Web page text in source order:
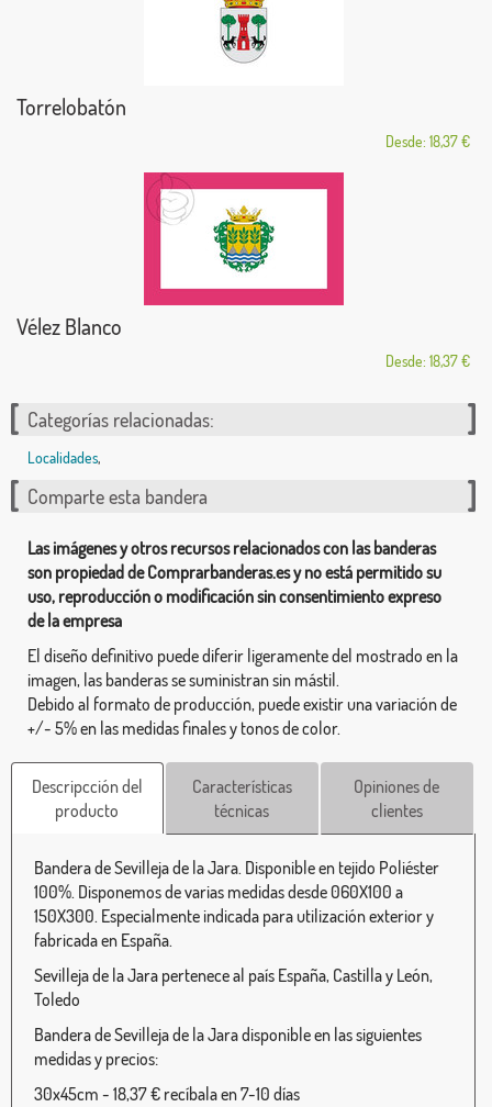
Torrelobatón
Desde: 18,37 €
Vélez Blanco
Desde: 18,37 €
Categorías relacionadas:
Localidades,
Comparte esta bandera
Las imágenes y otros recursos relacionados con las banderas
son propiedad de Comprarbanderas.es y no está permitido su
uso, reproducción o modificación sin consentimiento expreso
de la empresa
El diseño definitivo puede diferir ligeramente del mostrado en la
imagen, las banderas se suministran sin mástil.
Debido al formato de producción, puede existir una variación de
+/- 5% en las medidas finales y tonos de color.
Descripcción del
producto
Características
técnicas
Opiniones de
clientes
Bandera de Sevilleja de la Jara. Disponible en tejido Poliéster
100%. Disponemos de varias medidas desde 060X100 a
150X300. Especialmente indicada para utilización exterior y
fabricada en España.
Sevilleja de la Jara pertenece al país España, Castilla y León,
Toledo
Bandera de Sevilleja de la Jara disponible en las siguientes
medidas y precios:
30x45cm - 18,37 € recíbala en 7-10 días